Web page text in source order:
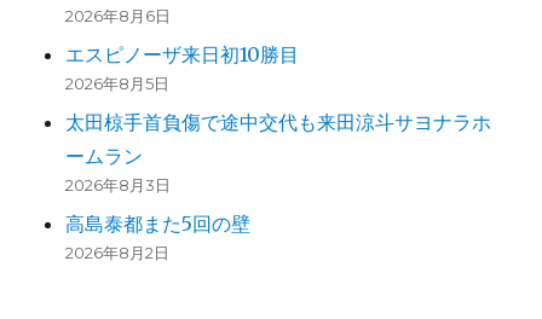
2026年8月6日
エスピノーザ来日初10勝目
2026年8月5日
太田椋手首負傷で途中交代も来田涼斗サヨナラホ
ームラン
2026年8月3日
高島泰都また5回の壁
2026年8月2日